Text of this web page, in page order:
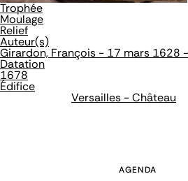
Trophée
Moulage
Relief
Auteur(s)
Girardon, François - 17 mars 1628
Datation
1678
Édifice
Versailles - Château
AGENDA